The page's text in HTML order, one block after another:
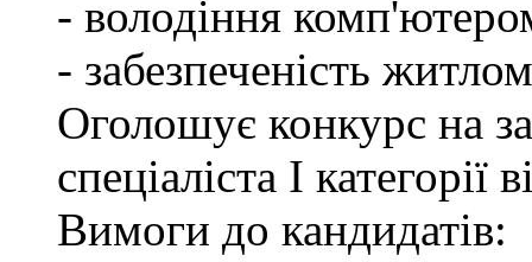
- володіння
- забезпеченість
Оголошує конкурс на
спеціаліста І
Вимоги до кандидатів: